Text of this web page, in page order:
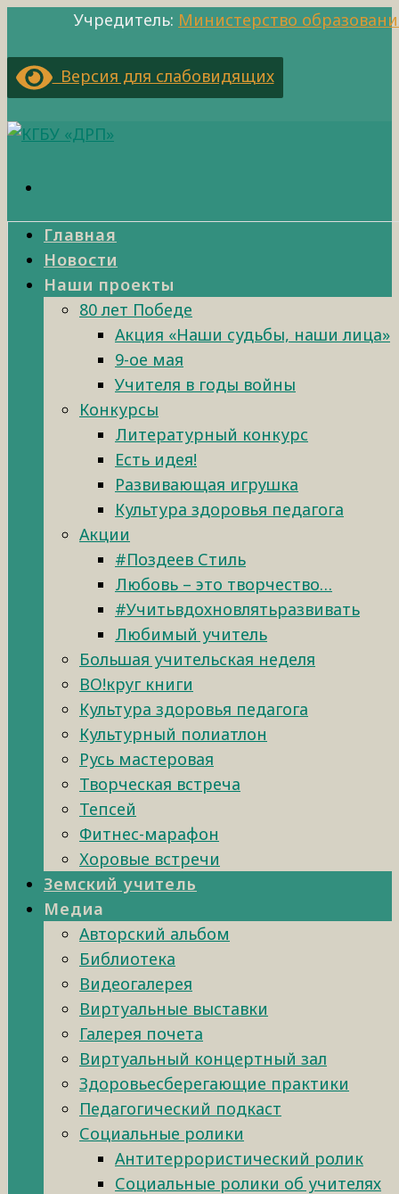
Учредитель: Министерство
Версия для слабовидящих
Главная
Новости
Наши проекты
80 лет Победе
Акция «Наши судьбы, наши лица»
9-ое мая
Учителя в годы войны
Конкурсы
Литературный конкурс
Есть идея!
Развивающая игрушка
Культура здоровья педагога
Акции
#Поздеев Стиль
Любовь – это творчество…
#Учитьвдохновлятьразвивать
Любимый учитель
Большая учительская неделя
ВО!круг книги
Культура здоровья педагога
Культурный полиатлон
Русь мастеровая
Творческая встреча
Тепсей
Фитнес-марафон
Хоровые встречи
Земский учитель
Медиа
Авторский альбом
Библиотека
Видеогалерея
Виртуальные выставки
Галерея почета
Виртуальный концертный зал
Здоровьесберегающие практики
Педагогический подкаст
Социальные ролики
Антитеррористический ролик
Социальные ролики об учителях